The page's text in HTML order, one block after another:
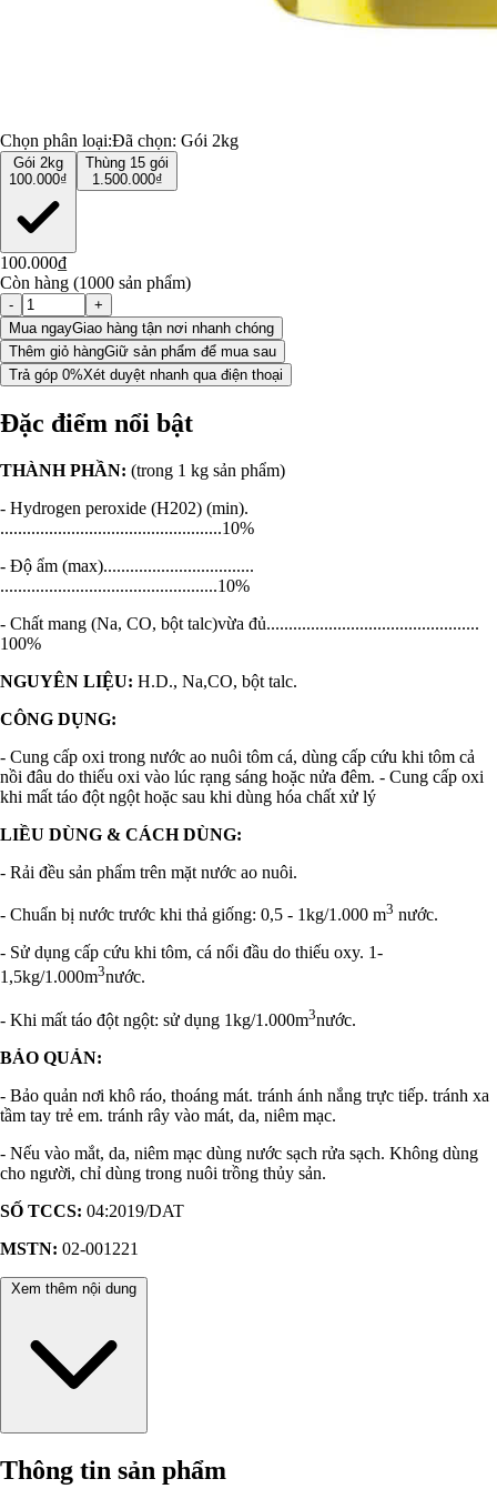
Chọn phân loại:Đã chọn: Gói 2kg
Gói 2kg
100.000₫
Thùng 15 gói
1.500.000₫
100.000₫
Còn hàng (1000 sản phẩm)
-
+
Mua ngayGiao hàng tận nơi nhanh chóng
Thêm giỏ hàngGiữ sản phẩm để mua sau
Trả góp 0%Xét duyệt nhanh qua điện thoại
Đặc điểm nổi bật
THÀNH PHẦN: (trong 1 kg sản phẩm)
- Hydrogen peroxide (H202) (min).
..................................................10%
- Độ ẩm (max)..................................
.................................................10%
- Chất mang (Na, CO, bột talc)vừa đủ................................................
100%
NGUYÊN LIỆU: H.D., Na,CO, bột talc.
CÔNG DỤNG:
- Cung cấp oxi trong nước ao nuôi tôm cá, dùng cấp cứu khi tôm cả
nồi đâu do thiếu oxi vào lúc rạng sáng hoặc nửa đêm. - Cung cấp oxi
khi mất táo đột ngột hoặc sau khi dùng hóa chất xử lý
LIỀU DÙNG & CÁCH DÙNG:
- Rải đều sản phẩm trên mặt nước ao nuôi.
- Chuẩn bị nước trước khi thả giống: 0,5 - 1kg/1.000 m3 nước.
- Sử dụng cấp cứu khi tôm, cá nổi đầu do thiếu oxy. 1-
1,5kg/1.000m3nước.
- Khi mất táo đột ngột: sử dụng 1kg/1.000m3nước.
BẢO QUẢN:
- Bảo quản nơi khô ráo, thoáng mát. tránh ánh nắng trực tiếp. tránh xa
tầm tay trẻ em. tránh rây vào mát, da, niêm mạc.
- Nếu vào mắt, da, niêm mạc dùng nước sạch rửa sạch. Không dùng
cho người, chỉ dùng trong nuôi trồng thủy sản.
SỐ TCCS: 04:2019/DAT
MSTN: 02-001221
Xem thêm nội dung
Thông tin sản phẩm